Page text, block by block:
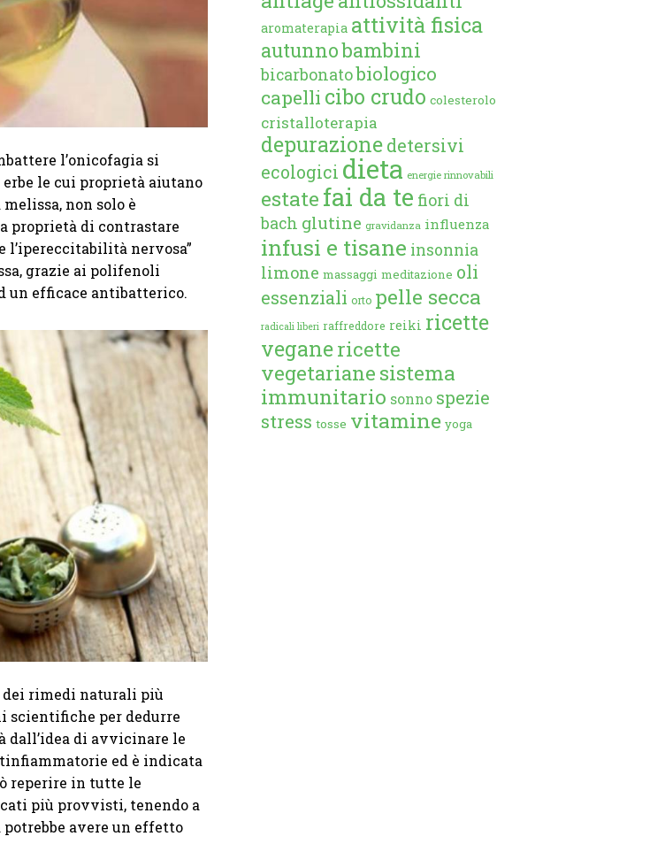
l’onicofagia si
le cui proprietà aiutano
non solo è
proprietà di contrastare
nervosa”
grazie ai polifenoli
un efficace antibatterico.
dei rimedi naturali più
scientifiche per dedurre
dall’idea di avvicinare le
ed è indicata
reperire in tutte le
più provvisti, tenendo a
avere un effetto
aromaterapia attività fisica
autunnobambini
bicarbonatobiologico
capelli cibo crudo colesterolo
cristalloterapia
depurazione detersivi
ecologici dieta energie rinnovabili
estate fai da te fiori di
bach glutine gravidanza influenza
infusi e tisane insonnia
limone massaggi meditazione oli
essenziali orto pelle secca
radicali liberi raffreddore reiki ricette
veganericette
vegetariane sistema
immunitario sonno spezie
stress tosse vitamine yoga